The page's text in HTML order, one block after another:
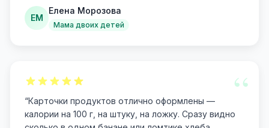
ЕМ
Елена Морозова
Мама двоих детей
“
“Карточки продуктов отлично оформлены —
калории на 100 г, на штуку, на ложку. Сразу видно